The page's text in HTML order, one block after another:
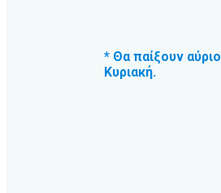
* Θα παίξουν αύριο
Κυριακή.